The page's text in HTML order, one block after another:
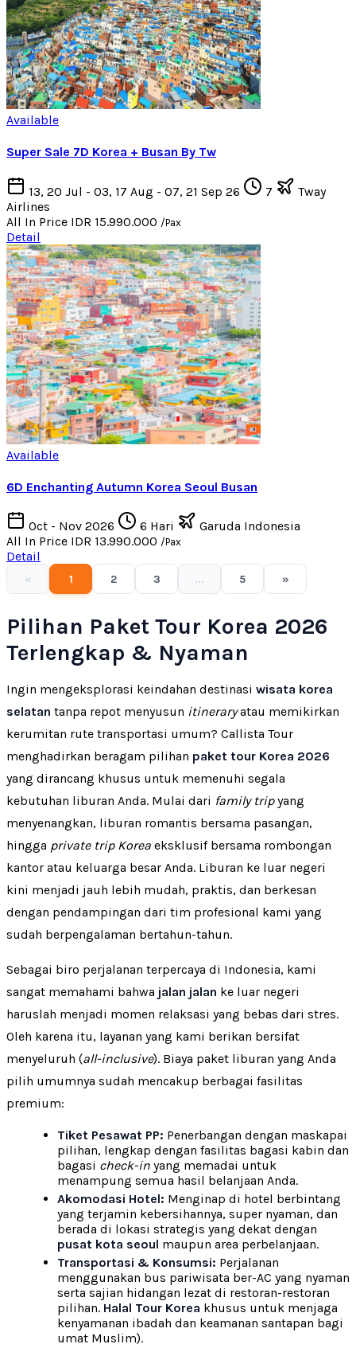
Available
Super Sale 7D Korea + Busan By Tw
13, 20 Jul - 03, 17 Aug - 07, 21 Sep 26 7
Tway
Airlines
All In Price IDR 15.990.000 /Pax
Detail
Available
6D Enchanting Autumn Korea Seoul Busan
Oct - Nov 2026 6 Hari
Garuda Indonesia
All In Price IDR 13.990.000 /Pax
Detail
« 1 2 3 ... 5 »
Pilihan Paket Tour Korea 2026
Terlengkap & Nyaman
Ingin mengeksplorasi keindahan destinasi wisata korea
selatan tanpa repot menyusun itineraryatau memikirkan
kerumitan rute transportasi umum? Callista Tour
menghadirkan beragam pilihan paket tour Korea 2026
yang dirancang khusus untuk memenuhi segala
kebutuhan liburan Anda. Mulai dari family tripyang
menyenangkan, liburan romantis bersama pasangan,
hingga private trip Korea eksklusif bersama rombongan
kantor atau keluarga besar Anda. Liburan ke luar negeri
kini menjadi jauh lebih mudah, praktis, dan berkesan
dengan pendampingan dari tim profesional kami yang
sudah berpengalaman bertahun-tahun.
Sebagai biro perjalanan terpercaya di Indonesia, kami
sangat memahami bahwa jalan jalan ke luar negeri
haruslah menjadi momen relaksasi yang bebas dari stres.
Oleh karena itu, layanan yang kami berikan bersifat
menyeluruh (all-inclusive). Biaya paket liburan yang Anda
pilih umumnya sudah mencakup berbagai fasilitas
premium:
Tiket Pesawat PP: Penerbangan dengan maskapai
pilihan, lengkap dengan fasilitas bagasi kabin dan
bagasi check-in yang memadai untuk
menampung semua hasil belanjaan Anda.
Akomodasi Hotel: Menginap di hotel berbintang
yang terjamin kebersihannya, super nyaman, dan
berada di lokasi strategis yang dekat dengan
pusat kota seoul maupun area perbelanjaan.
Transportasi & Konsumsi: Perjalanan
menggunakan bus pariwisata ber-AC yang nyaman
serta sajian hidangan lezat di restoran-restoran
pilihan. Halal Tour Korea khusus untuk menjaga
kenyamanan ibadah dan keamanan santapan bagi
umat Muslim).